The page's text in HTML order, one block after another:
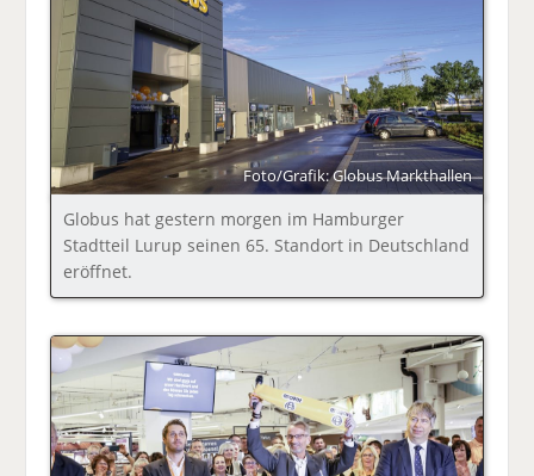
Foto/Grafik: Globus Markthallen
Globus hat gestern morgen im Hamburger
Stadtteil Lurup seinen 65. Standort in Deutschland
eröffnet.